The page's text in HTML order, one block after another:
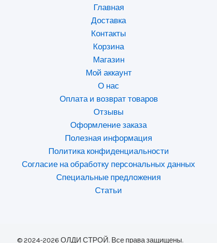
Главная
Доставка
Контакты
Корзина
Магазин
Мой аккаунт
О нас
Оплата и возврат товаров
Отзывы
Оформление заказа
Полезная информация
Политика конфиденциальности
Согласие на обработку персональных данных
Специальные предложения
Статьи
© 2024-2026 ОЛДИ СТРОЙ. Все права защищены.